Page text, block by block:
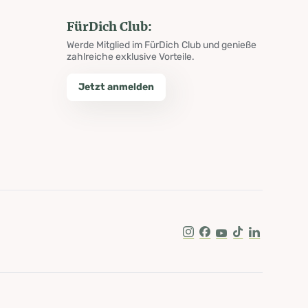
FürDich Club:
Werde Mitglied im FürDich Club und genieße
zahlreiche exklusive Vorteile.
Jetzt anmelden
Instagram
Facebook
Youtube
Tik TokLinkedIn